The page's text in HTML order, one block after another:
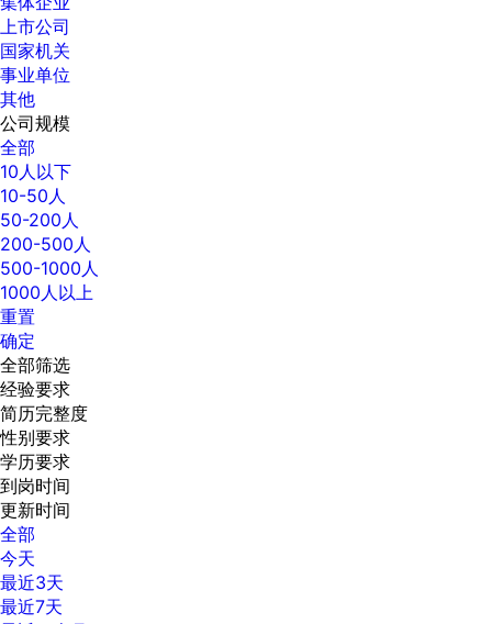
上市公司
国家机关
事业单位
其他
公司规模
全部
10人以下
10-50人
50-200人
200-500人
500-1000人
1000人以上
重置
确定
全部筛选
经验要求
简历完整度
性别要求
学历要求
到岗时间
更新时间
全部
今天
最近3天
最近7天